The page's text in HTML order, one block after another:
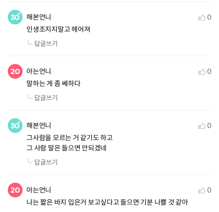
해본언니
0
인생조지지말고 헤어져
답글쓰기
아는언니
0
말하는 게 좀 쎄하다
답글쓰기
해본언니
0
그사람을 모르는 거 같기도 하고
그 사람 말은 들으면 안되겠네
답글쓰기
아는언니
0
나는 짧은 바지 입은거 보고싶다고 들으면 기분 나쁠 것 같아